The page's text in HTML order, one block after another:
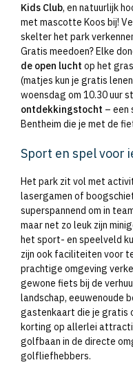
Kids Club, en natuurlijk
met mascotte Koos bij!
skelter het park
Gratis meedoen? Elke
de open lucht op het
(matjes kun je gratis
woensdag om 10.30 uur
ontdekkingstocht – een
Bentheim die je met de
Sport en spel voor
Het park zit vol met
lasergamen of
superspannend om in
maar net zo leuk zijn
het sport- en speelveld
zijn ook faciliteiten voor
prachtige omgeving
gewone fiets bij de
landschap, eeuwenoude
gastenkaart die je gratis
korting op allerlei
golfbaan in de directe
golfliefhebbers.